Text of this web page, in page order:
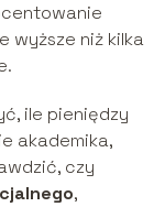
wyższe niż kilka
ile pieniędzy
akademika,
czy
,